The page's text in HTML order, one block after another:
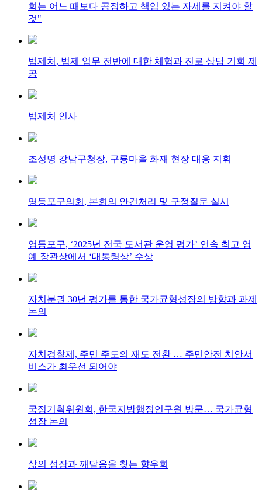
회는 어느 때보다 공정하고 책임 있는 자세를 지켜야 할
것"
법제처, 법제 업무 전반에 대한 체험과 진로 상담 기회 제
공
법제처 인사
조성명 강남구청장, 구룡마을 화재 현장 대응 지휘
영등포구의회, 본회의 안건처리 및 구정질문 실시
영등포구, ‘2025년 전국 도서관 운영 평가’ 연속 최고 영
예 장관상에서 ‘대통령상’ 수상
자치분권 30년 평가를 통한 국가균형성장의 방향과 과제
논의
자치경찰제, 주민 주도의 재도 전환 … 주민안전 치안서
비스가 최우선 되어야
국정기획위원회, 한국지방행정연구원 방문… 국가균형
성장 논의
삶의 성장과 깨달음을 찾는 향우회